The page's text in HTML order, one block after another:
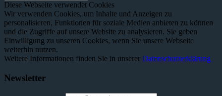
Diese Webseite verwendet Cookies
Wir verwenden Cookies, um Inhalte und Anzeigen zu
personalisieren, Funktionen für soziale Medien anbieten zu können
und die Zugriffe auf unsere Website zu analysieren. Sie geben
Einwilligung zu unseren Cookies, wenn Sie unsere Webseite
weiterhin nutzen.
Weitere Informationen finden Sie in unserer Datenschutzerklärung
Newsletter